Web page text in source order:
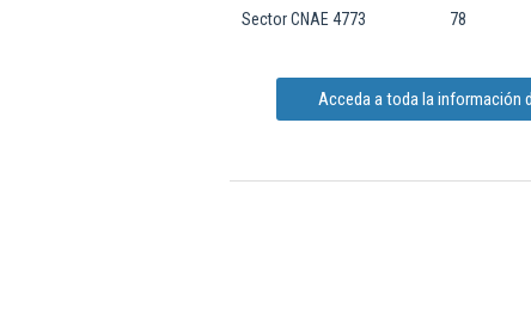
Sector CNAE 4773 78
Acceda a toda la información